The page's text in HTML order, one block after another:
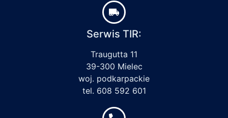
Serwis TIR:
Traugutta 11
39-300 Mielec
woj. podkarpackie
tel. 608 592 601